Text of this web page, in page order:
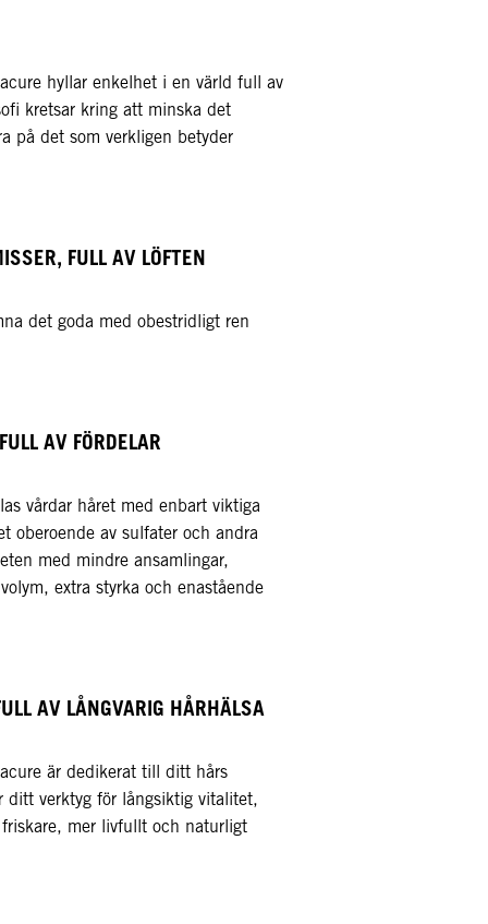
hyllar enkelhet i en värld full av
kretsar kring att minska det
på det som verkligen betyder
FULL AV LÖFTEN​
det goda med obestridligt ren
AV FÖRDELAR​
vårdar håret med enbart viktiga
oberoende av sulfater och andra
med mindre ansamlingar,
extra styrka och enastående
AV LÅNGVARIG HÅRHÄLSA​
är dedikerat till ditt hårs
ditt verktyg för långsiktig vitalitet,
mer livfullt och naturligt